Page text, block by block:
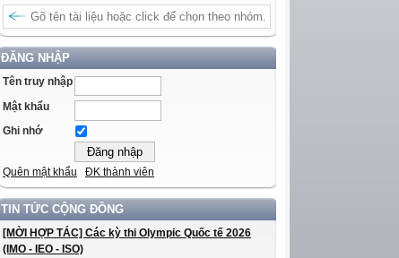
ĐĂNG NHẬP
Tên truy nhập
Mật khẩu
Ghi nhớ
Quên mật khẩu ĐK thành viên
TIN TỨC CỘNG ĐỒNG
[MỜI HỢP TÁC] Các kỳ thi Olympic Quốc tế 2026
(IMO - IEO - ISO)